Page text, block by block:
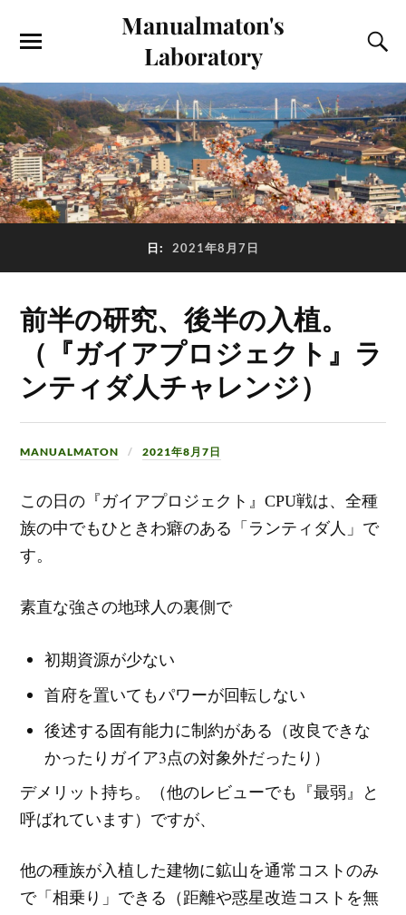
Manualmaton's
Laboratory
日: 2021年8月7日
前半の研究、後半の入植。
（『ガイアプロジェクト』ラ
ンティダ人チャレンジ）
MANUALMATON 2021年8月7日
この日の『ガイアプロジェクト』CPU戦は、全種
族の中でもひときわ癖のある「ランティダ人」で
す。
素直な強さの地球人の裏側で
初期資源が少ない
首府を置いてもパワーが回転しない
後述する固有能力に制約がある（改良できな
かったりガイア3点の対象外だったり）
デメリット持ち。（他のレビューでも『最弱』と
呼ばれています）ですが、
他の種族が入植した建物に鉱山を通常コストのみ
で「相乗り」できる（距離や惑星改造コストを無